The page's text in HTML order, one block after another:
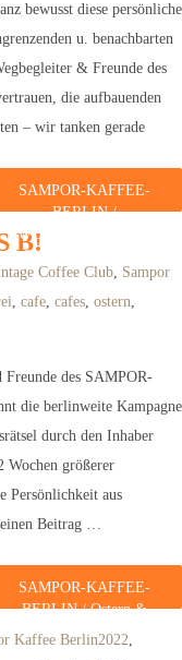
bewusst diese persönliche
u. benachbarten
& Freunde des
die aufbauenden
– wir tanken gerade
SAMPOR-KAFFEE-
BERLIN /
WELTFRAUENTAG
& KPM
B!
Coffee Club, Sampor
, cafe, cafes, ostern,
des SAMPOR-
die berlinweite Kampagne
durch den Inhaber
Wochen größerer
Persönlichkeit aus
einen Beitrag …
SAMPOR-KAFFEE-
BERLIN / Ostern &
AB INS B!
Kaffee Berlin2022,